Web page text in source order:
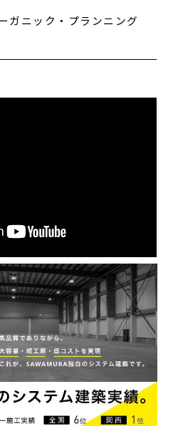
ガニック・プランニング